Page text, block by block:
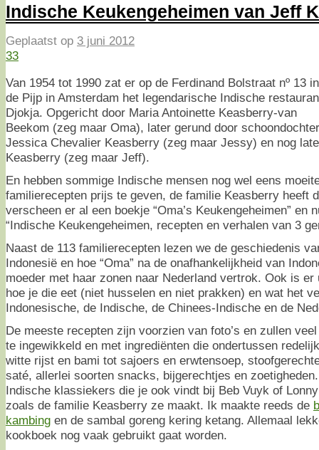
Indische Keukengeheimen van Jeff
Geplaatst op 3 juni 2012
33
Van 1954 tot 1990 zat er op de Ferdinand Bolstraat nº 13 in
de Pijp in Amsterdam het legendarische Indische
Djokja. Opgericht door Maria Antoinette Keasberry-van
Beekom (zeg maar Oma), later gerund door schoondochter
Jessica Chevalier Keasberry (zeg maar Jessy) en nog
Keasberry (zeg maar Jeff).
En hebben sommige Indische mensen nog wel eens
familierecepten prijs te geven, de familie Keasberry heeft
verscheen er al een boekje “Oma’s Keukengeheimen” en
“Indische Keukengeheimen, recepten en verhalen van 3
Naast de 113 familierecepten lezen we de geschiedenis
Indonesië en hoe “Oma” na de onafhankelijkheid van
moeder met haar zonen naar Nederland vertrok. Ook is
hoe je die eet (niet husselen en niet prakken) en wat het
Indonesische, de Indische, de Chinees-Indische en de
De meeste recepten zijn voorzien van foto’s en zullen
te ingewikkeld en met ingrediënten die ondertussen
witte rijst en bami tot sajoers en erwtensoep,
saté, allerlei soorten snacks, bijgerechtjes en
Indische klassiekers die je ook vindt bij Beb Vuyk of
zoals de familie Keasberry ze maakt. Ik maakte reeds de
kambing en de sambal goreng kering ketang. Allemaal
kookboek nog vaak gebruikt gaat worden.